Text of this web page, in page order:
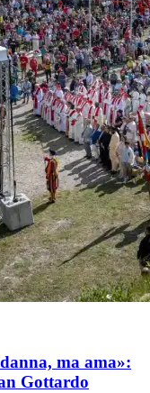
ma ama»:
Gottardo